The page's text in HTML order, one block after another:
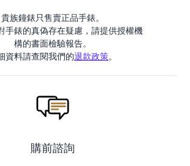
貴族鐘錶只售賣正品手錶。
手錶的真偽存在疑慮，請提供授權機
構的書面檢驗報告。
資料請查閱我們的退款政策。
購前諮詢